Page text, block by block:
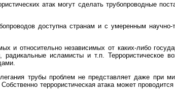
атак могут сделать трубопроводные
доступна странам и с умеренным научно-
и относительно независимых от каких-либо
радикальные исламисты и т.п. Террористическое
трубы проблем не представляет даже при
террористическая атака может